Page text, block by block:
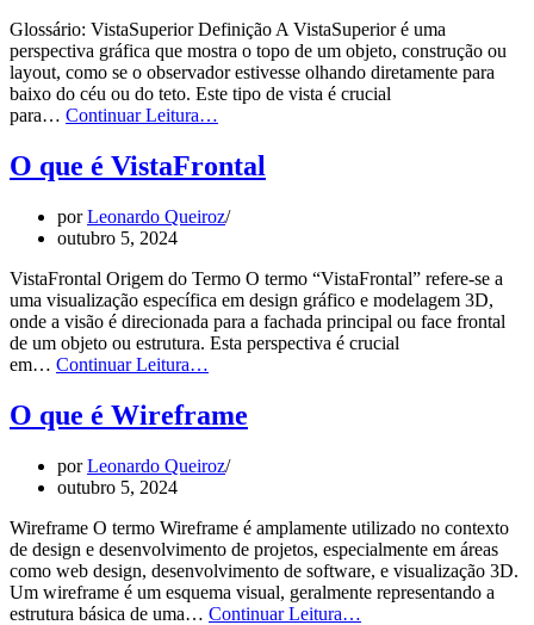
Glossário: VistaSuperior Definição A VistaSuperior é uma
perspectiva gráfica que mostra o topo de um objeto, construção ou
layout, como se o observador estivesse olhando diretamente para
baixo do céu ou do teto. Este tipo de vista é crucial
para… Continuar Leitura…
VistaSuperior
O que é VistaFrontal
porLeonardo Queiroz
outubro 5, 2024
VistaFrontal Origem do Termo O termo “VistaFrontal” refere-se a
uma visualização específica em design gráfico e modelagem 3D,
onde a visão é direcionada para a fachada principal ou face frontal
de um objeto ou estrutura. Esta perspectiva é crucial
em… Continuar Leitura…
VistaFrontal
O que é Wireframe
porLeonardo Queiroz
outubro 5, 2024
Wireframe O termo Wireframe é amplamente utilizado no contexto
de design e desenvolvimento de projetos, especialmente em áreas
como web design, desenvolvimento de software, e visualização 3D.
Um wireframe é um esquema visual, geralmente representando a
estrutura básica de uma… Continuar Leitura…